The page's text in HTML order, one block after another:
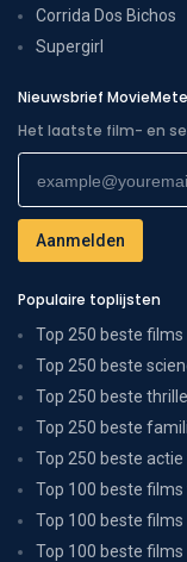
Corrida Dos Bichos
Supergirl
Nieuwsbrief
Het laatste film- en
Populaire toplijsten
Top 250 beste films
Top 250 beste
Top 250 beste
Top 250 beste
Top 250 beste
Top 100 beste
Top 100 beste films
Top 100 beste films